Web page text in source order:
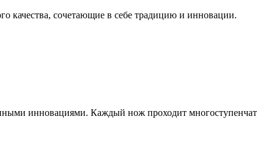
качества, сочетающие в себе традицию и инновации.
инновациями. Каждый нож проходит